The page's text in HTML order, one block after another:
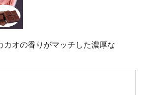
カオの香りがマッチした濃厚な